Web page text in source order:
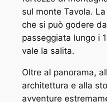
sul monte Tavola.
che si può godere
passeggiata lungo i
vale la salita.
Oltre al panorama,
architettura e alla
avventure